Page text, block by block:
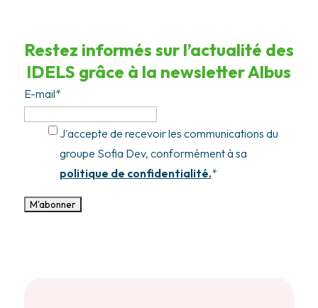
Restez informés sur l’actualité des
IDELS grâce à la newsletter Albus
E-mail*
J'accepte de recevoir les communications du
groupe Sofia Dev, conformément à sa
politique de confidentialité.*